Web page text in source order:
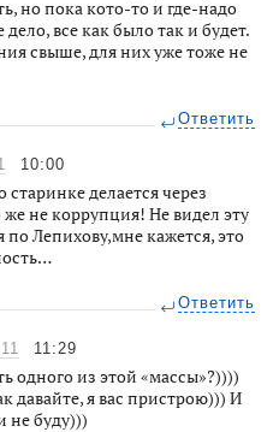
но пока кото-то и где-надо
все как было так и будет.
свыше, для них уже тоже не
Ответить
10:00
старинке делается через
же не коррупция! Не видел эту
Лепихову,мне кажется, это
Ответить
11:29
одного из этой «массы»?))))
давайте, я вас пристрою))) И
не буду)))